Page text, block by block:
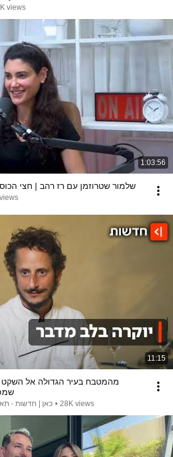
views
1:03:56
שלמור שטרוזמן עם רז רהב | חצי הכוס
11:15
מהמטבח בעיר הגדולה אל
כאן | חדשות - • 28K views